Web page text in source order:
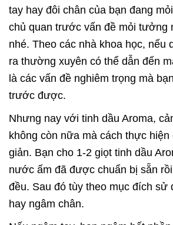
tay hay đôi chân của bạn đang
chủ quan trước vấn đề mỏi tưởng
nhé. Theo các nhà khoa học, nếu
ra thường xuyên có thể dẫn đến
là các vấn đề nghiêm trọng mà
trước được.
Nhưng nay với tinh dầu Aroma,
không còn nữa mà cách thực hiện
giản. Bạn cho 1-2 giọt tinh dầu
nước ấm đã được chuẩn bị sẵn
đều. Sau đó tùy theo mục đích sử
hay ngâm chân.